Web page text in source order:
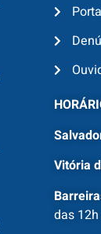
Vitória
das